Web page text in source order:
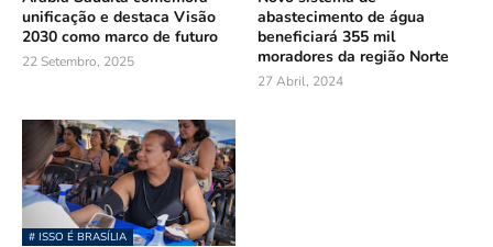
unificação e destaca Visão
2030 como marco de futuro
22 Setembro, 2025
abastecimento de água
beneficiará 355 mil
moradores da região Norte
27 Abril, 2024
# ISSO É BRASÍLIA